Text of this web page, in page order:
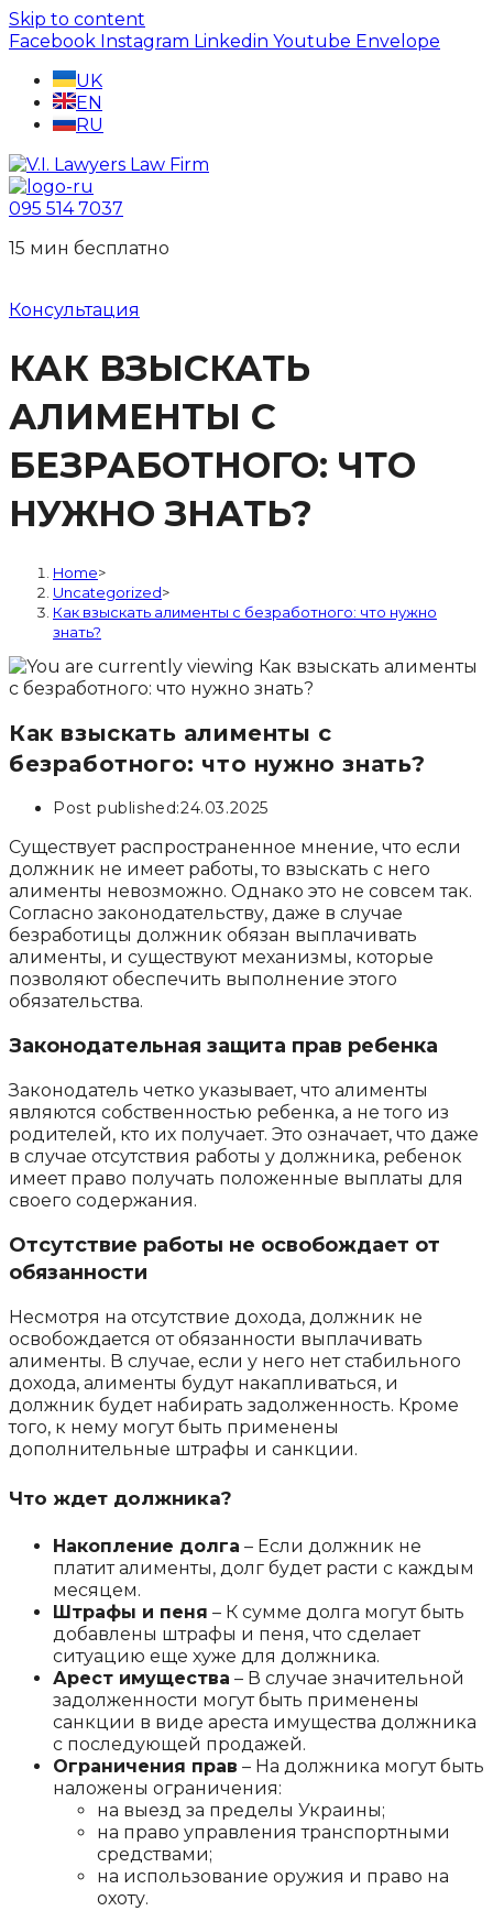
Skip to content
Facebook Instagram Linkedin Youtube Envelope
UK
EN
RU
095 514 7037
15 мин беcплатно
Консультация
КАК ВЗЫСКАТЬ
АЛИМЕНТЫ С
БЕЗРАБОТНОГО: ЧТО
НУЖНО ЗНАТЬ?
Home>
Uncategorized>
Как взыскать алименты с безработного: что нужно
знать?
Как взыскать алименты с
безработного: что нужно знать?
Post published:24.03.2025
Существует распространенное мнение, что если
должник не имеет работы, то взыскать с него
алименты невозможно. Однако это не совсем так.
Согласно законодательству, даже в случае
безработицы должник обязан выплачивать
алименты, и существуют механизмы, которые
позволяют обеспечить выполнение этого
обязательства.
Законодательная защита прав ребенка
Законодатель четко указывает, что алименты
являются собственностью ребенка, а не того из
родителей, кто их получает. Это означает, что даже
в случае отсутствия работы у должника, ребенок
имеет право получать положенные выплаты для
своего содержания.
Отсутствие работы не освобождает от
обязанности
Несмотря на отсутствие дохода, должник не
освобождается от обязанности выплачивать
алименты. В случае, если у него нет стабильного
дохода, алименты будут накапливаться, и
должник будет набирать задолженность. Кроме
того, к нему могут быть применены
дополнительные штрафы и санкции.
Что ждет должника?
Накопление долга – Если должник не
платит алименты, долг будет расти с каждым
месяцем.
Штрафы и пеня – К сумме долга могут быть
добавлены штрафы и пеня, что сделает
ситуацию еще хуже для должника.
Арест имущества – В случае значительной
задолженности могут быть применены
санкции в виде ареста имущества должника
с последующей продажей.
Ограничения прав – На должника могут быть
наложены ограничения:
на выезд за пределы Украины;
на право управления транспортными
средствами;
на использование оружия и право на
охоту.